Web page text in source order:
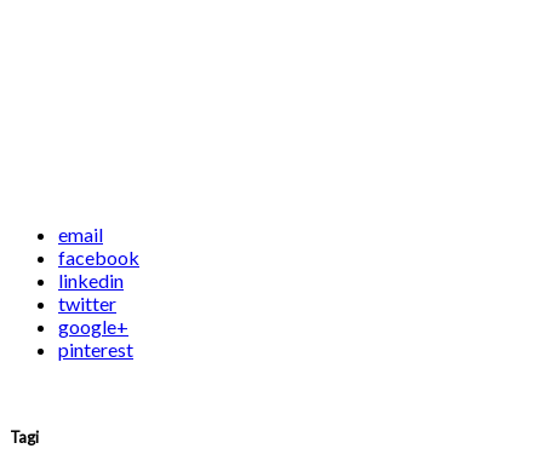
email
facebook
linkedin
twitter
google+
pinterest
Tagi